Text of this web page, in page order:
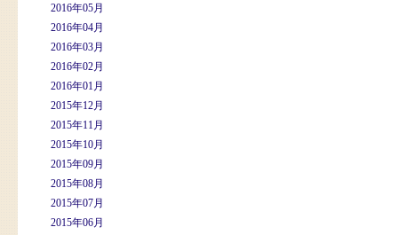
2016年05月
2016年04月
2016年03月
2016年02月
2016年01月
2015年12月
2015年11月
2015年10月
2015年09月
2015年08月
2015年07月
2015年06月